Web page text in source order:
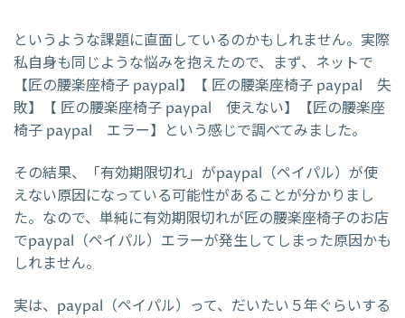
というような課題に直面しているのかもしれません。実際
私自身も同じような悩みを抱えたので、まず、ネットで
【匠の腰楽座椅子 paypal】【 匠の腰楽座椅子 paypal 失
敗】【 匠の腰楽座椅子 paypal 使えない】【匠の腰楽座
椅子 paypal エラー】という感じで調べてみました。
その結果、「有効期限切れ」がpaypal（ペイパル）が使
えない原因になっている可能性があることが分かりまし
た。なので、単純に有効期限切れが匠の腰楽座椅子のお店
でpaypal（ペイパル）エラーが発生してしまった原因かも
しれません。
実は、paypal（ペイパル）って、だいたい５年ぐらいする